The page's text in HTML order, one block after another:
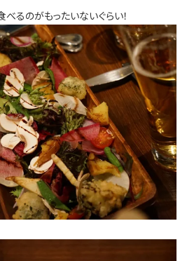
のがもったいないぐらい！